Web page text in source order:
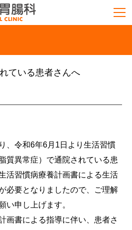
ている患者さんへ
、令和6年6月1日より生活習慣
質異常症）で通院されている患
活習慣病療養計画書による生活
必要となりましたので、ご理解
い申し上げます。
画書による指導に伴い、患者さ